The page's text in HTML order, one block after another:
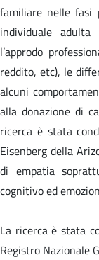
familiare nelle fasi
individuale
l’approdo
reddito, etc), le
alcuni
alla donazione di
ricerca è stata
Eisenberg della
di empatia
cognitivo ed
La ricerca è stata
Registro Nazionale